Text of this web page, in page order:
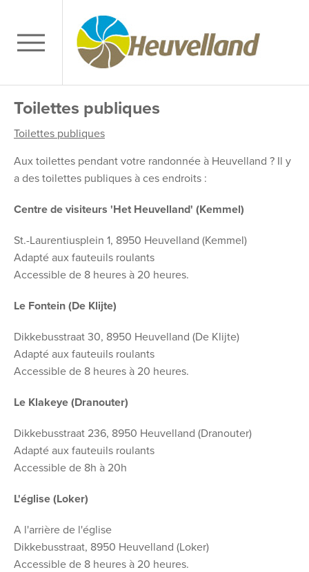
Toilettes publiques
Toilettes publiques
Aux toilettes pendant votre randonnée à Heuvelland ? Il y
a des toilettes publiques à ces endroits :
Centre de visiteurs 'Het Heuvelland' (Kemmel)
St.-Laurentiusplein 1, 8950 Heuvelland (Kemmel)
Adapté aux fauteuils roulants
Accessible de 8 heures à 20 heures.
Le Fontein (De Klijte)
Dikkebusstraat 30, 8950 Heuvelland (De Klijte)
Adapté aux fauteuils roulants
Accessible de 8 heures à 20 heures.
Le Klakeye (Dranouter)
Dikkebusstraat 236, 8950 Heuvelland (Dranouter)
Adapté aux fauteuils roulants
Accessible de 8h à 20h
L'église (Loker)
A l'arrière de l'église
Dikkebusstraat, 8950 Heuvelland (Loker)
Accessible de 8 heures à 20 heures.